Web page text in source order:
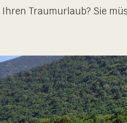
Traumurlaub? Sie